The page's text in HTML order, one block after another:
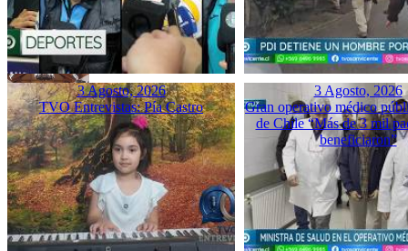
3 Agosto, 2026
TVO Entrevistas: Pía Castro
3 Agosto, 2026
Gran operativo médico
de Chile “Más de 3 mil
beneficiaron”